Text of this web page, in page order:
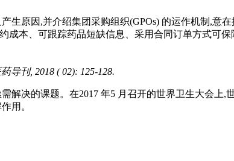
原因,并介绍集团采购组织(GPOs) 的运作机制,意
成本、可跟踪药品短缺信息、采用合同订单方式可
导刊, 2018 ( 02): 125-128.
解决的课题。在2017 年5 月召开的世界卫生大会上
用。